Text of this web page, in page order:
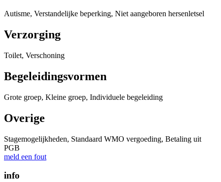
Autisme, Verstandelijke beperking, Niet aangeboren hersenletsel
Verzorging
Toilet, Verschoning
Begeleidingsvormen
Grote groep, Kleine groep, Individuele begeleiding
Overige
Stagemogelijkheden, Standaard WMO vergoeding, Betaling uit
PGB
meld een fout
info